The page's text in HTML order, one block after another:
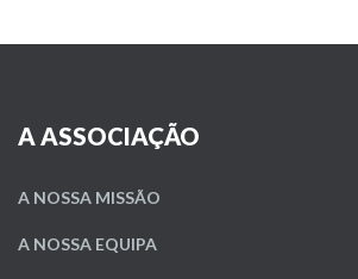
A ASSOCIAÇÃO
A NOSSA MISSÃO
A NOSSA EQUIPA